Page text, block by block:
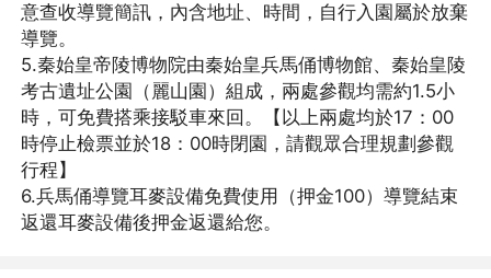
意查收導覽簡訊，內含地址、時間，自行入園屬於放棄
導覽。
5.秦始皇帝陵博物院由秦始皇兵馬俑博物館、秦始皇陵
考古遺址公園（麗山園）組成，兩處參觀均需約1.5小
時，可免費搭乘接駁車來回。【以上兩處均於17：00
時停止檢票並於18：00時閉園，請觀眾合理規劃參觀
行程】
6.兵馬俑導覽耳麥設備免費使用（押金100）導覽結束
返還耳麥設備後押金返還給您。